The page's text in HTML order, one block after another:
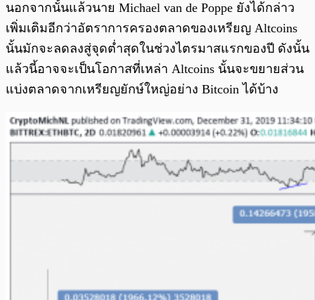
นอกจากนั้นแล้วนาย Michael van de Poppe ยังได้กล่าว
เพิ่มเติมอีกว่าอัตราการครองตลาดของเหรียญ Altcoins
นั้นมักจะลดลงสู่จุดต่ำสุดในช่วงไตรมาสแรกของปี ดังนั้น
แล้วนี้อาจจะเป็นโอกาสที่เหล่า Altcoins นั้นจะขยายส่วน
แบ่งตลาดจากเหรียญยักษ์ใหญ่อย่าง Bitcoin ได้บ้าง